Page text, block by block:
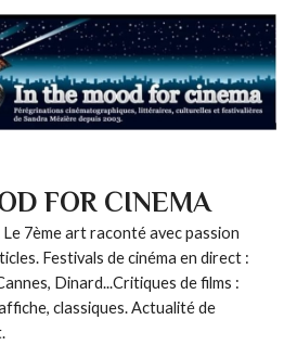
FOR CINEMA
7ème art raconté avec passion
Festivals de cinéma en direct :
Dinard...Critiques de films :
classiques. Actualité de